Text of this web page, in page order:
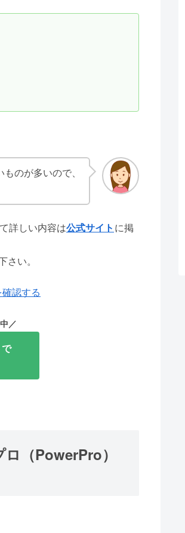
のが多いので、
詳しい内容は公式サイト に掲
い。
認する
／
（PowerPro）